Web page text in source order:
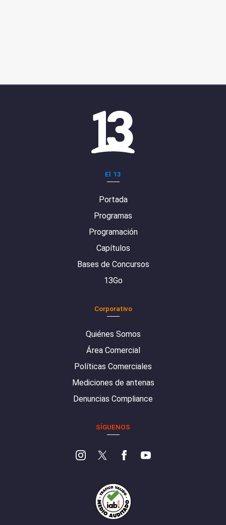
El 13
Portada
Programas
Programación
Capítulos
Bases de Concursos
13Go
Corporativo
Quiénes Somos
Área Comercial
Políticas Comerciales
Mediciones de antenas
Denuncias Compliance
SÍGUENOS